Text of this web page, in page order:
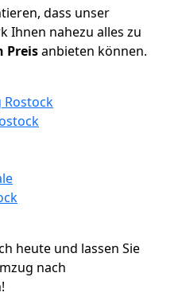
dass unser
Ihnen nahezu alles zu
Preisanbieten können.
Rostock
heute und lassen Sie
nach